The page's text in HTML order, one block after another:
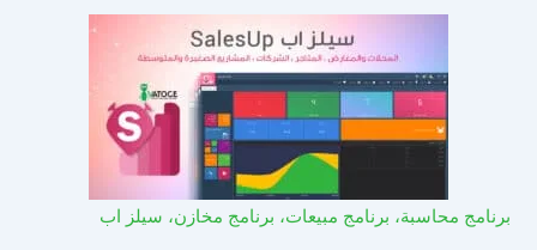
برنامج محاسبة، برنامج مبيعات، برنامج مخازن، سيلز اب